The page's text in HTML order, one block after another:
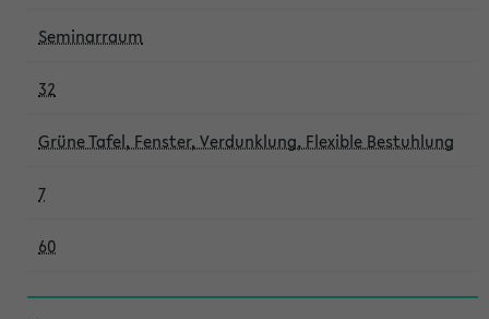
Seminarraum
32
Grüne Tafel, Fenster, Verdunklung, Flexible Bestuhlung
7
60